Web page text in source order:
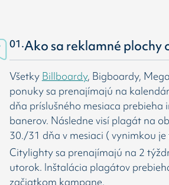
01.Ako sa reklamné plochy
Všetky Billboardy, Bigboardy,
ponuky sa prenajímajú na
dňa príslušného mesiaca prebieha
banerov. Následne visí plagát na
30./31 dňa v mesiaci ( vynimkou je
Citylighty sa prenajímajú na 2
utorok. Inštalácia plagátov
začiatkom kampane.